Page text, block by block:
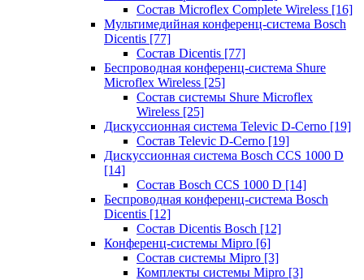
Состав Microflex Complete Wireless [16]
Мультимедийная конференц-система Bosch
Dicentis [77]
Состав Dicentis [77]
Беспроводная конференц-система Shure
Microflex Wireless [25]
Состав системы Shure Microflex
Wireless [25]
Дискуссионная система Televic D-Cerno [19]
Состав Televic D-Cerno [19]
Дискуссионная система Bosch CCS 1000 D
[14]
Состав Bosch CCS 1000 D [14]
Беспроводная конференц-система Bosch
Dicentis [12]
Состав Dicentis Bosch [12]
Конференц-системы Mipro [6]
Состав системы Mipro [3]
Комплекты системы Mipro [3]